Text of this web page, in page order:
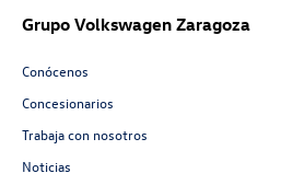
Grupo Volkswagen Zaragoza
Conócenos
Concesionarios
Trabaja con nosotros
Noticias